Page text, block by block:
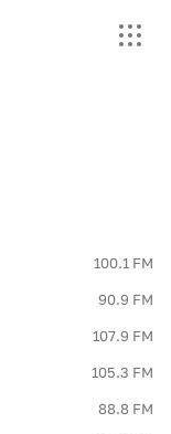
100.1 FM
90.9 FM
107.9 FM
105.3 FM
88.8 FM